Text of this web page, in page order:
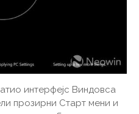
интерфејс Виндовса
прозирни Старт мени и